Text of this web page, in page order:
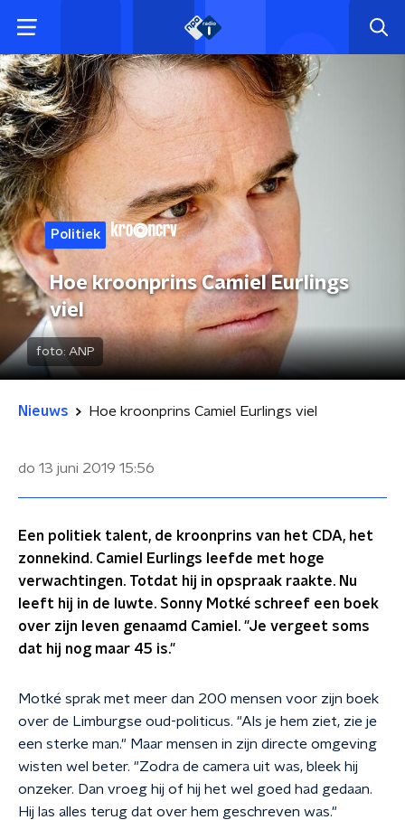
Politiek
Hoe kroonprins Camiel Eurlings
viel
foto: ANP
Nieuws Hoe kroonprins Camiel Eurlings viel
do 13 juni 2019 15:56
Een politiek talent, de kroonprins van het CDA, het
zonnekind. Camiel Eurlings leefde met hoge
verwachtingen. Totdat hij in opspraak raakte. Nu
leeft hij in de luwte. Sonny Motké schreef een boek
over zijn leven genaamd Camiel. "Je vergeet soms
dat hij nog maar 45 is."
Motké sprak met meer dan 200 mensen voor zijn boek
over de Limburgse oud-politicus. "Als je hem ziet, zie je
een sterke man." Maar mensen in zijn directe omgeving
wisten wel beter. "Zodra de camera uit was, bleek hij
onzeker. Dan vroeg hij of hij het wel goed had gedaan.
Hij las alles terug dat over hem geschreven was."